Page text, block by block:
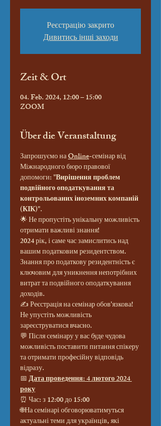
Реєстрацію закрито
Дивитись інші заходи
Zeit & Ort
04. Feb. 2024, 12:00 – 15:00
ZOOM
Über die Veranstaltung
Запрошуємо на Online-семінар від
Міжнародного бюро правової
допомоги: "Вирішення проблем
подвійного оподаткування та
контрольованих іноземних компаній
(КІК)".
🌟 Не пропустіть унікальну можливість
отримати важливі знання!
2024 рік, і саме час замислитись над
вашим податковим резидентством.
Знання про податкову резидентність є
ключовим для уникнення непотрібних
витрат та подвійного оподаткування
доходів.
✍️ Реєстрація на семінар обов'язкова!
Не упустіть можливість
зареєструватися вчасно.
💬 Після семінару у вас буде чудова
можливість поставити питання спікеру
та отримати професійну відповідь
відразу.
📅 Дата проведення: 4 лютого 2024
року
⏰ Час: з 12:00 до 15:00
🌐На семінарі обговорюватимуться
актуальні теми для українців, які